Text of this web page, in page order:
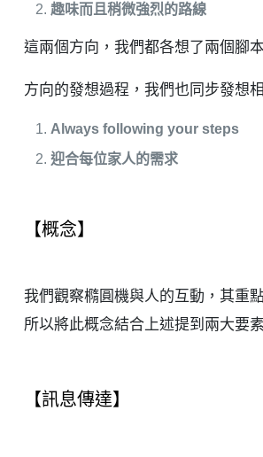
趣味而且稍微強烈的路線
這兩個方向，我們都各想了兩個腳
方向的發想過程，我們也同步發想
Always following your steps
迎合每位家人的需求
【概念】
我們觀察橢圓機與人的互動，其重
所以將此概念結合上述提到兩大要
【訊息傳達】